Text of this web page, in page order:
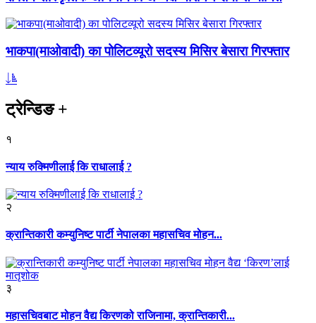
भाकपा(माओवादी) का पोलिटव्यूरो सदस्य मिसिर बेसारा गिरफ्तार
ट्रेन्डिङ+
१
न्याय रुक्मिणीलाई कि राधालाई ?
२
क्रान्तिकारी कम्युनिष्ट पार्टी नेपालका महासचिव मोहन...
३
महासचिवबाट मोहन वैद्य किरणको राजिनामा, क्रान्तिकारी...